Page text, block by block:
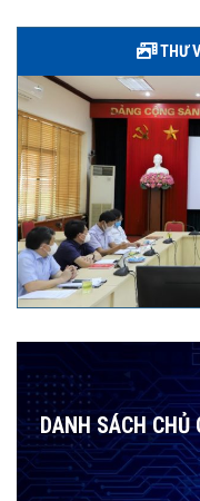
THƯ
DANH SÁCH CHỦ